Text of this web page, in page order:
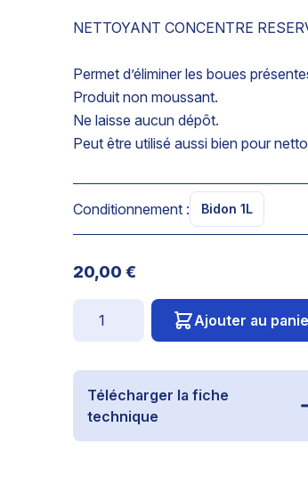
NETTOYANT CONCENTRE
Permet d’éliminer les boues
Produit non moussant.
Ne laisse aucun dépôt.
Peut être utilisé aussi bien pour
Conditionnement : Bidon 1L
20,00 €
Ajouter au
Télécharger la fiche
technique